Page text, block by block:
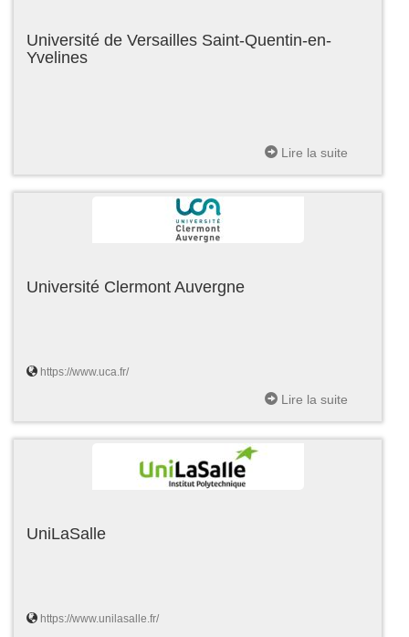
Université de Versailles Saint-Quentin-en-
Yvelines
Lire la suite
Université Clermont Auvergne
https://www.uca.fr/
Lire la suite
UniLaSalle
https://www.unilasalle.fr/